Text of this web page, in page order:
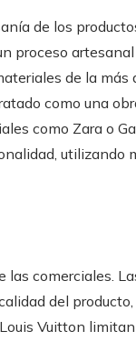
de los
proceso
de la más
como una
como Zara o
utilizando
las comerciales.
del
Vuitton